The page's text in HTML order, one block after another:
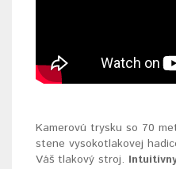
Kamerovú trysku so 70
stene vysokotlakovej
Váš tlakový stroj.